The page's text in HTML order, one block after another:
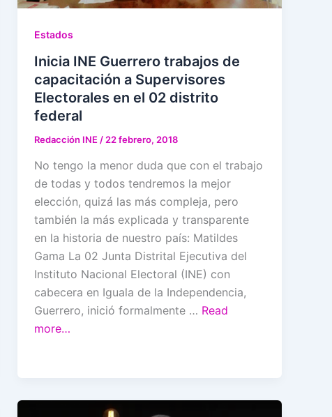
Estados
Inicia INE Guerrero trabajos de
capacitación a Supervisores
Electorales en el 02 distrito
federal
Redacción INE / 22 febrero, 2018
No tengo la menor duda que con el trabajo
de todas y todos tendremos la mejor
elección, quizá las más compleja, pero
también la más explicada y transparente
en la historia de nuestro país: Matildes
Gama La 02 Junta Distrital Ejecutiva del
Instituto Nacional Electoral (INE) con
cabecera en Iguala de la Independencia,
Guerrero, inició formalmente … Read
more…